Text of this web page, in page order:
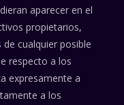
aparecer en el
propietarios,
cualquier posible
respecto a los
expresamente a
a los